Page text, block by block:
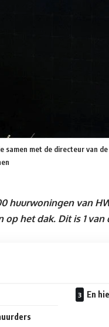
met de directeur van
huurwoningen van
het dak. Dit is 1
En